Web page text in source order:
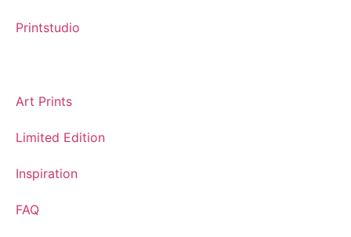
Printstudio
Art Prints
Limited Edition
Inspiration
FAQ